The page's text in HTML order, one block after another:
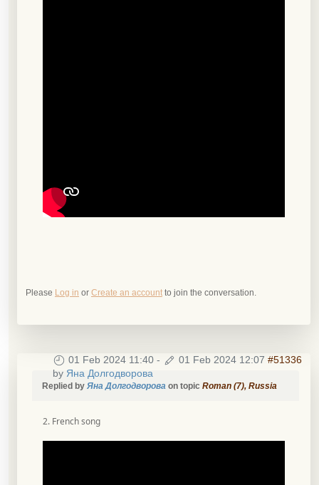
Please Log in or Create an account to join the conversation.
01 Feb 2024 11:40 - 01 Feb 2024 12:07 #51336
by Яна Долгодворова
Replied by Яна Долгодворова on topic Roman (7), Russia
2. French song